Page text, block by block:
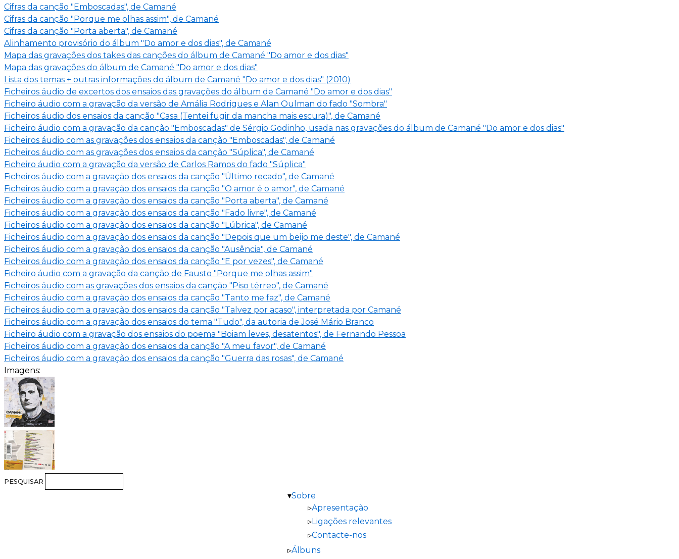
Cifras da canção "Emboscadas", de Camané
Cifras da canção "Porque me olhas assim", de Camané
Cifras da canção "Porta aberta", de Camané
Alinhamento provisório do álbum "Do amor e dos dias", de Camané
Mapa das gravações dos takes das canções do álbum de Camané "Do amor e dos dias"
Mapa das gravações do álbum de Camané "Do amor e dos dias"
Lista dos temas + outras informações do álbum de Camané "Do amor e dos dias" (2010)
Ficheiros áudio de excertos dos ensaios das gravações do álbum de Camané "Do amor e dos dias"
Ficheiro áudio com a gravação da versão de Amália Rodrigues e Alan Oulman do fado "Sombra"
Ficheiros áudio dos ensaios da canção "Casa (Tentei fugir da mancha mais escura)", de Camané
Ficheiro áudio com a gravação da canção "Emboscadas" de Sérgio Godinho, usada nas gravações do álbum de Camané "Do amor e dos dias"
Ficheiros áudio com as gravações dos ensaios da canção "Emboscadas", de Camané
Ficheiros áudio com as gravações dos ensaios da canção "Súplica", de Camané
Ficheiro áudio com a gravação da versão de Carlos Ramos do fado "Súplica"
Ficheiros áudio com a gravação dos ensaios da canção "Último recado", de Camané
Ficheiros áudio com a gravação dos ensaios da canção "O amor é o amor", de Camané
Ficheiros áudio com a gravação dos ensaios da canção "Porta aberta", de Camané
Ficheiros áudio com a gravação dos ensaios da canção "Fado livre", de Camané
Ficheiros áudio com a gravação dos ensaios da canção "Lúbrica", de Camané
Ficheiros áudio com a gravação dos ensaios da canção "Depois que um beijo me deste", de Camané
Ficheiros áudio com a gravação dos ensaios da canção "Ausência", de Camané
Ficheiros áudio com a gravação dos ensaios da canção "E por vezes", de Camané
Ficheiro áudio com a gravação da canção de Fausto "Porque me olhas assim"
Ficheiros áudio com as gravações dos ensaios da canção "Piso térreo", de Camané
Ficheiros áudio com a gravação dos ensaios da canção "Tanto me faz", de Camané
Ficheiros áudio com a gravação dos ensaios da canção "Talvez por acaso", interpretada por Camané
Ficheiros áudio com a gravação dos ensaios do tema "Tudo", da autoria de José Mário Branco
Ficheiro áudio com a gravação dos ensaios do poema "Boiam leves, desatentos", de Fernando Pessoa
Ficheiros áudio com a gravação dos ensaios da canção "A meu favor", de Camané
Ficheiros áudio com a gravação dos ensaios da canção "Guerra das rosas", de Camané
Imagens:
PESQUISAR
Sobre
Apresentação
Ligações relevantes
Contacte-nos
Álbuns